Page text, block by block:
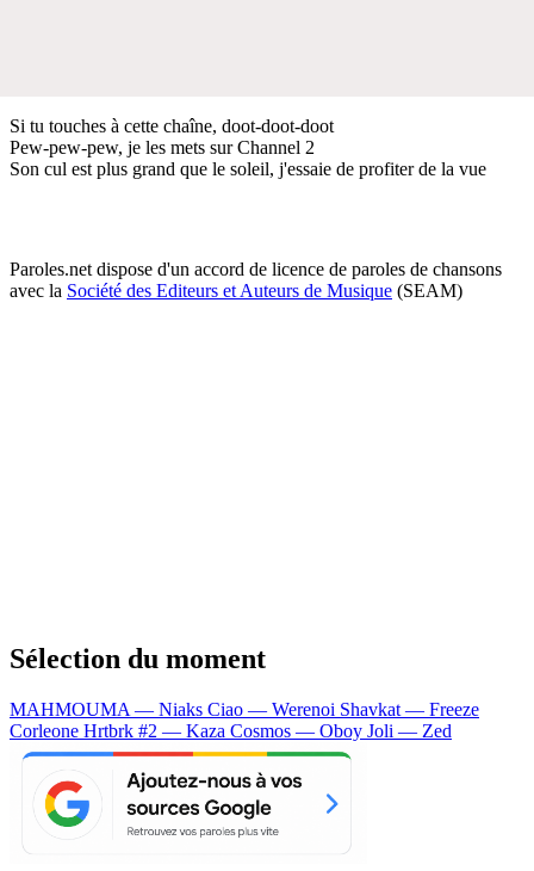
Si tu touches à cette chaîne, doot-doot-doot
Pew-pew-pew, je les mets sur Channel 2
Son cul est plus grand que le soleil, j'essaie de profiter de la vue
Paroles.net dispose d'un accord de licence de paroles de chansons
avec la Société des Editeurs et Auteurs de Musique (SEAM)
Sélection du moment
MAHMOUMA — Niaks Ciao — Werenoi Shavkat — Freeze
Corleone Hrtbrk #2 — Kaza Cosmos — Oboy Joli — Zed